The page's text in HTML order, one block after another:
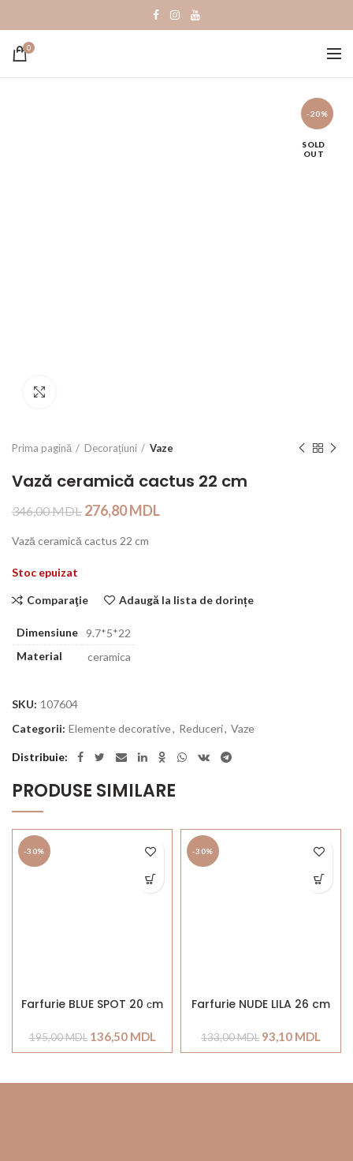
0
-20%
SOLD
OUT
Prima pagină Decorațiuni Vaze
Vază ceramică cactus 22 cm
346,00MDL 276,80MDL
Vază ceramică cactus 22 cm
Stoc epuizat
Comparaţie Adaugă la lista de dorințe
Dimensiune
9.7*5*22
Material
ceramica
SKU: 107604
Categorii: Elemente decorative, Reduceri, Vaze
Distribuie
PRODUSE SIMILARE
-30%
Farfurie BLUE SPOT 20 сm
195,00MDL 136,50 MDL
-30%
Farfurie NUDE LILA 26 cm
133,00MDL 93,10 MDL